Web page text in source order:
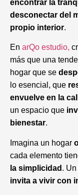
encontrar la
desconectar del
propio interior.
En arQo estudio,
más que una
hogar que se
lo esencial, que
envuelve en la
un espacio que
bienestar.
Imagina un hogar
cada elemento
la simplicidad .
invita a vivir con